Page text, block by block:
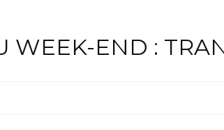
WEEK-END :